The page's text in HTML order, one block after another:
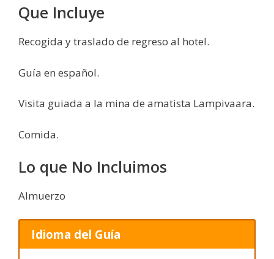
Que Incluye
Recogida y traslado de regreso al hotel.
Guía en español.
Visita guiada a la mina de amatista Lampivaara.
Comida.
Lo que No Incluimos
Almuerzo
Idioma del Guía